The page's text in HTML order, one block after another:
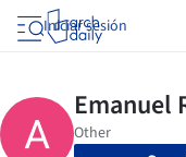
Iniciar sesión